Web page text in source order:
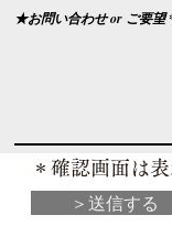
★お問い合わせ or ご要望
＊確認画面は
＞送信する